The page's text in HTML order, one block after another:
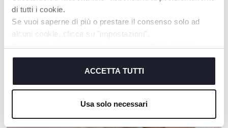
di tutti i cookie.
Se vuoi saperne di più o prestare il consenso solo ad
alcuni cookie, clicca su "impostazioni".
cookie tecnici, indispensabili per fruire del servizio
ACCETTA TUTTI
Usa solo necessari
Still-BH "Baumwolle" -
Still-BH "Baumwolle" -
UNSER RAT